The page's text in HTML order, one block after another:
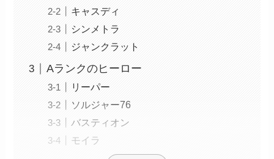
キャスディ
シンメトラ
ジャンクラット
Aランクのヒーロー
リーパー
ソルジャー76
バスティオン
モイラ